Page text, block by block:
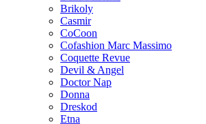
Brikoly
Casmir
CoCoon
Cofashion Marc Massimo
Coquette Revue
Devil & Angel
Doctor Nap
Donna
Dreskod
Etna